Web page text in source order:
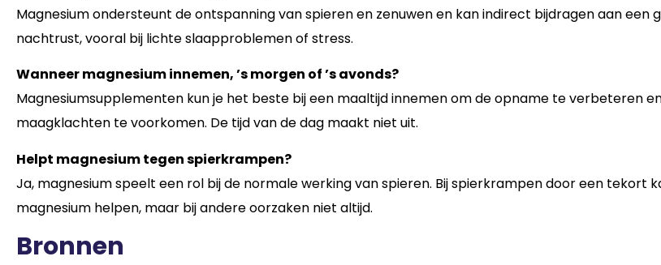
Magnesium ondersteunt de ontspanning van spieren en zenuwen en kan indirect bijdragen aan een
nachtrust, vooral bij lichte slaapproblemen of stress.
Wanneer magnesium innemen, ’s morgen of ’s avonds?
Magnesiumsupplementen kun je het beste bij een maaltijd innemen om de opname te verbeteren
maagklachten te voorkomen. De tijd van de dag maakt niet uit.
Helpt magnesium tegen spierkrampen?
Ja, magnesium speelt een rol bij de normale werking van spieren. Bij spierkrampen door een tekort
magnesium helpen, maar bij andere oorzaken niet altijd.
Bronnen